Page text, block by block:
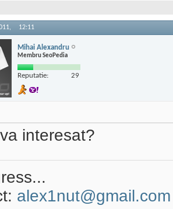
12:11
Mihai Alexandru
Membru SeoPedia
Reputatie: 29
interesat?
alex1nut@gmail.com